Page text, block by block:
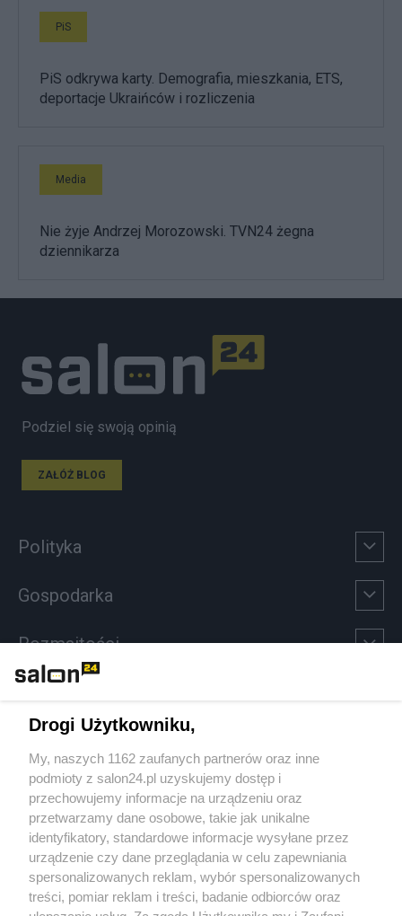
PiS
PiS odkrywa karty. Demografia, mieszkania, ETS,
deportacje Ukraińców i rozliczenia
Media
Nie żyje Andrzej Morozowski. TVN24 żegna
dziennikarza
Podziel się swoją opinią
ZAŁÓŻ BLOG
Polityka
Gospodarka
Rozmaitości
Sport
Społeczeństwo
Kultura
Drogi Użytkowniku,
My, naszych 1162 zaufanych partnerów oraz inne
podmioty z salon24.pl uzyskujemy dostęp i
przechowujemy informacje na urządzeniu oraz
przetwarzamy dane osobowe, takie jak unikalne
identyfikatory, standardowe informacje wysyłane przez
urządzenie czy dane przeglądania w celu zapewniania
spersonalizowanych reklam, wybór spersonalizowanych
treści, pomiar reklam i treści, badanie odbiorców oraz